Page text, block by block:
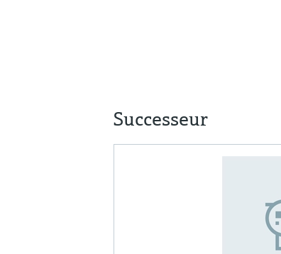
Successeur